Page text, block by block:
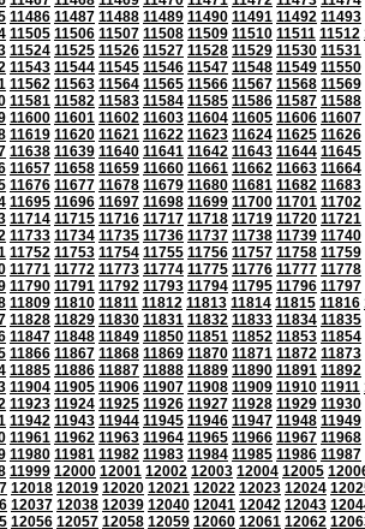
11486 11487 11488 11489 11490 11491 11492 11493
11505 11506 11507 11508 11509 11510 11511 11512
11524 11525 11526 11527 11528 11529 11530 11531
11543 11544 11545 11546 11547 11548 11549 11550
11562 11563 11564 11565 11566 11567 11568 11569
11581 11582 11583 11584 11585 11586 11587 11588
11600 11601 11602 11603 11604 11605 11606 11607
11619 11620 11621 11622 11623 11624 11625 11626
11638 11639 11640 11641 11642 11643 11644 11645
11657 11658 11659 11660 11661 11662 11663 11664
11676 11677 11678 11679 11680 11681 11682 11683
11695 11696 11697 11698 11699 11700 11701 11702
11714 11715 11716 11717 11718 11719 11720 11721
11733 11734 11735 11736 11737 11738 11739 11740
11752 11753 11754 11755 11756 11757 11758 11759
11771 11772 11773 11774 11775 11776 11777 11778
11790 11791 11792 11793 11794 11795 11796 11797
11809 11810 11811 11812 11813 11814 11815 11816
11828 11829 11830 11831 11832 11833 11834 11835
11847 11848 11849 11850 11851 11852 11853 11854
11866 11867 11868 11869 11870 11871 11872 11873
11885 11886 11887 11888 11889 11890 11891 11892
11904 11905 11906 11907 11908 11909 11910 11911
11923 11924 11925 11926 11927 11928 11929 11930
11942 11943 11944 11945 11946 11947 11948 11949
11961 11962 11963 11964 11965 11966 11967 11968
11980 11981 11982 11983 11984 11985 11986 11987
11999 12000 12001 12002 12003 12004 12005
12018 12019 12020 12021 12022 12023 12024
12037 12038 12039 12040 12041 12042 12043
12056 12057 12058 12059 12060 12061 12062